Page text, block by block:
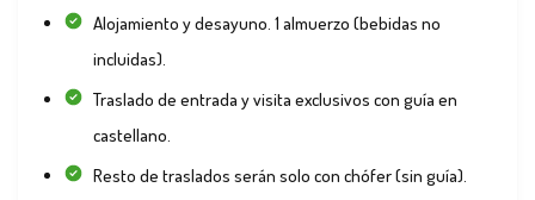
Alojamiento y desayuno. 1 almuerzo (bebidas no
incluidas).
Traslado de entrada y visita exclusivos con guía en
castellano.
Resto de traslados serán solo con chófer (sin guía).